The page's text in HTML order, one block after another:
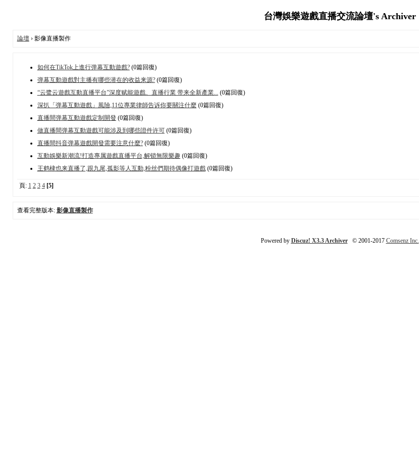
台灣娛樂遊戲直播交流論壇's Archiver
論壇› 影像直播製作
如何在TikTok上進行弹幕互動遊戲?(0篇回復)
弹幕互動遊戲對主播有哪些潜在的收益来源?(0篇回復)
“云鹭云遊戲互動直播平台”深度赋能遊戲、直播行業 带来全新產業... (0篇回復)
深扒「弹幕互動遊戲」風險,11位專業律師告诉你要關注什麼(0篇回復)
直播間弹幕互動遊戲定制開發(0篇回復)
做直播間弹幕互動遊戲可能涉及到哪些證件许可(0篇回復)
直播間抖音弹幕遊戲開發需要注意什麼?(0篇回復)
互動娛樂新潮流!打造專属遊戲直播平台,解锁無限樂趣 (0篇回復)
王鹤棣也来直播了,跟九尾,孤影等人互動,粉丝們期待偶像打遊戲(0篇回復)
頁: 1 2 3 4 [5]
查看完整版本: 影像直播製作
Powered by Discuz! X3.3 Archiver© 2001-2017 Comsenz Inc.